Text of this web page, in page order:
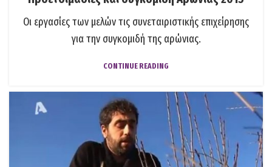
Οι εργασίες των μελών τις συνεταιριστικής επιχείρησης
για την συγκομιδή της αρώνιας.
CONTINUE READING